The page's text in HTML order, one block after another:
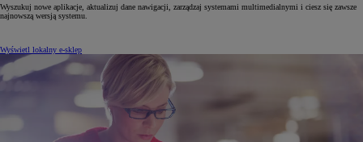
Wyszukuj nowe aplikacje, aktualizuj dane nawigacji, zarządzaj systemami multimedialnymi i ciesz się zawsze
najnowszą wersją systemu.
Wyświetl lokalny e-sklep